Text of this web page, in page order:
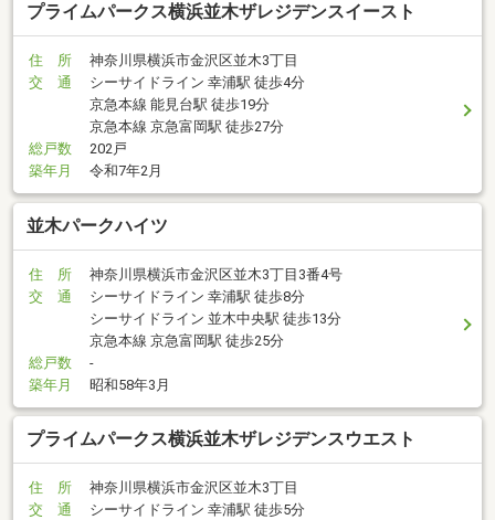
プライムパークス横浜並木ザレジデンスイースト
住 所
神奈川県横浜市金沢区並木3丁目
交 通
シーサイドライン 幸浦駅 徒歩4分
京急本線 能見台駅 徒歩19分
京急本線 京急富岡駅 徒歩27分
総戸数
202戸
築年月
令和7年2月
並木パークハイツ
住 所
神奈川県横浜市金沢区並木3丁目3番4号
交 通
シーサイドライン 幸浦駅 徒歩8分
シーサイドライン 並木中央駅 徒歩13分
京急本線 京急富岡駅 徒歩25分
総戸数
-
築年月
昭和58年3月
プライムパークス横浜並木ザレジデンスウエスト
住 所
神奈川県横浜市金沢区並木3丁目
交 通
シーサイドライン 幸浦駅 徒歩5分